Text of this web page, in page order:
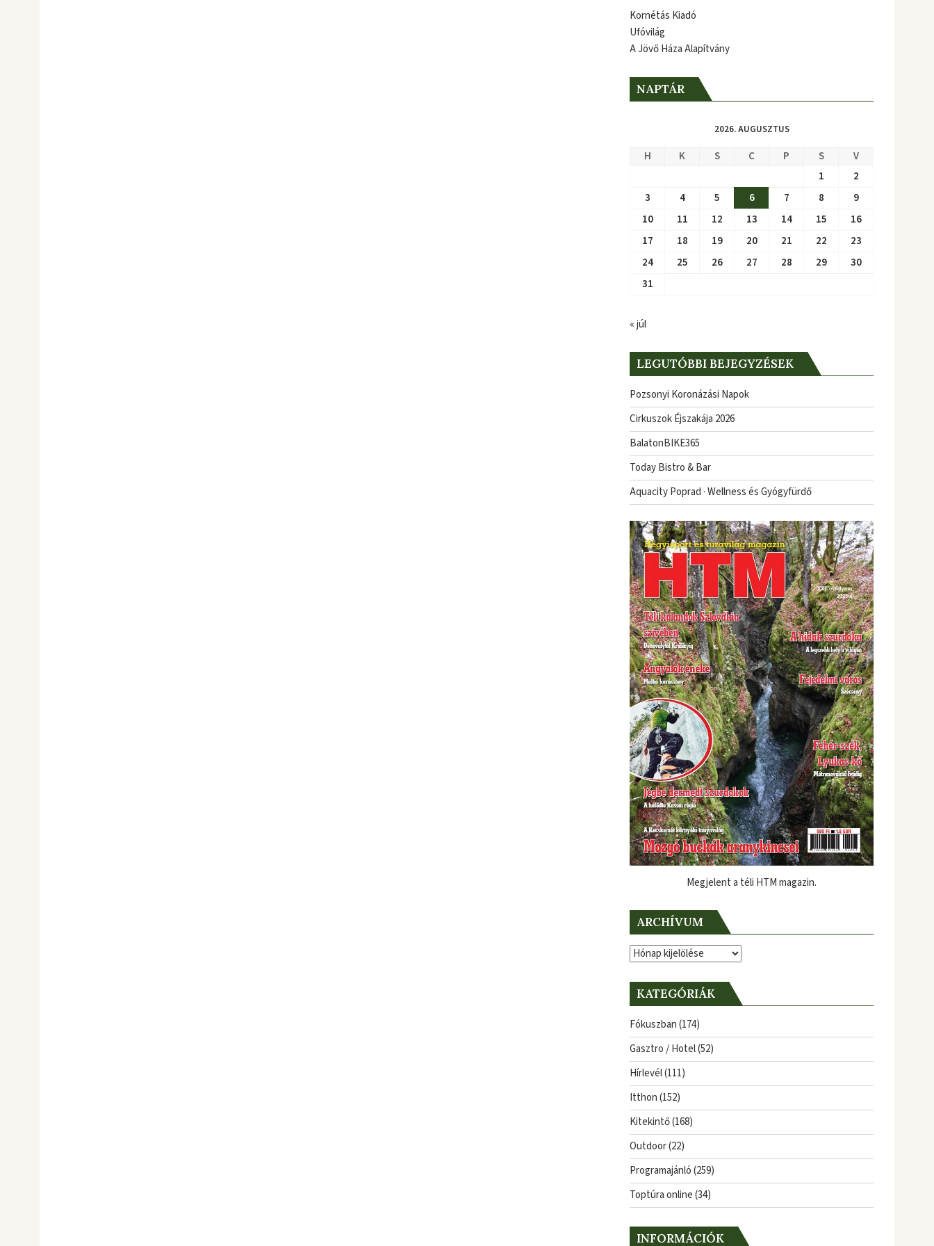
Kornétás Kiadó
Ufóvilág
A Jövő Háza Alapítvány
NAPTÁR
2026. AUGUSZTUS
H K S C P S
V
1
2
3
4 5 6 7 8
9
10
11 12 13 14 15
16
17
18 19 20 21 22
23
24
25 26 27 28 29
30
31
« júl
LEGUTÓBBI BEJEGYZÉSEK
Pozsonyi Koronázási Napok
Cirkuszok Éjszakája 2026
BalatonBIKE365
Today Bistro & Bar
Aquacity Poprad · Wellness és Gyógyfürdő
Megjelent a téli HTM magazin.
ARCHÍVUM
Archívum
KATEGÓRIÁK
Fókuszban(174)
Gasztro / Hotel(52)
Hírlevél(111)
Itthon(152)
Kitekintő(168)
Outdoor(22)
Programajánló(259)
Toptúra online(34)
INFORMÁCIÓK